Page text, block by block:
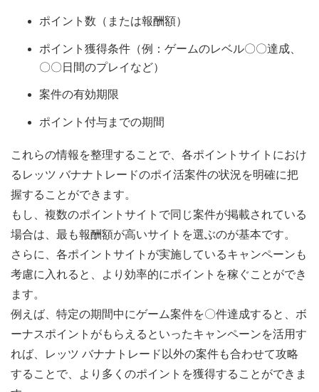
ポイント数（または報酬額）
ポイント獲得条件（例：ゲームのレベル〇〇達成、
〇〇日間のプレイなど）
案件の有効期限
ポイント付与までの期間
これらの情報を整理することで、各ポイントサイトにおけ
るレッツ バナナトレードのポイ活案件の状況を明確に把
握することができます。
もし、複数のポイントサイトで同じ案件が掲載されている
場合は、最も報酬額が高いサイトを選ぶのが基本です。
さらに、各ポイントサイトが実施しているキャンペーンも
考慮に入れると、より効率的にポイントを稼ぐことができ
ます。
例えば、特定の期間中にゲーム案件を〇件達成すると、ボ
ーナスポイントがもらえるといったキャンペーンを活用す
れば、レッツ バナナトレード以外の案件も合わせて攻略
することで、より多くのポイントを獲得することができま